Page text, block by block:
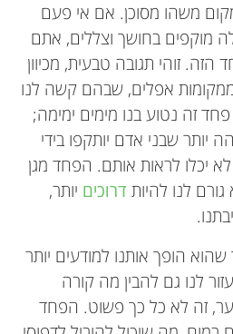
משהו מסוכן. אם אי פעם
מוקפים בחושך וצללים, אתם
הזה. זוהי תגובה טבעית, מכיוון
אפלים, שבהם קשה לנו
זה נטוע בנו מימים ימימה;
יותר שבני אדם יותקפו בידי
יכלו לראות אותם. הפחד מגן
לנו להיות דרוכים יותר,
הופך אותנו למודעים יותר
לנו גם להבין מה קורה
זה לא כל כך פשוט. הפחד